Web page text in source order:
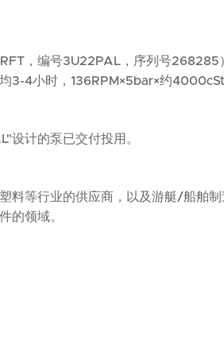
，编号3U22PAL，序列号268285
3-4小时，136RPM×5bar×约4000cSt
设计的泵已交付投用。
料等行业的供应商，以及游艇/船舶
的领域。